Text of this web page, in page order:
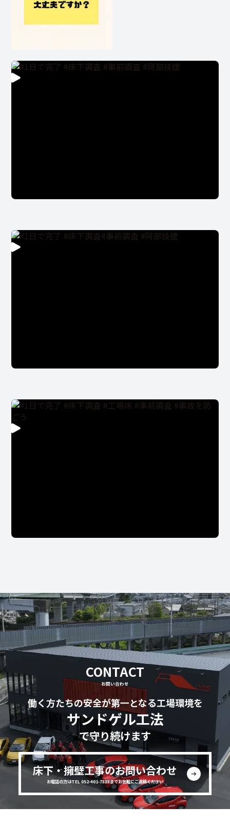
CONTACT
お問い合わせ
働く方たちの安全が第一となる工場環境を
サンドゲル工法
で守り続けます
床下・擁壁工事のお問い合わせ
お電話の方はTEL 052-401-7333までお気軽にご連絡ください